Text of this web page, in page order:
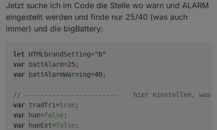
Jetzt suche ich im Code die Stelle wo warn und ALARM
eingestellt werden und finde nur 25/40 (was auch
immer) und die bigBattery:
let HTMLbrandSetting="b"
var battAlarm=25
var battAlarmWarning=40
// ------------------------    hier einstellen, was
var tradfri=true
var hue=false
var hueExt=false